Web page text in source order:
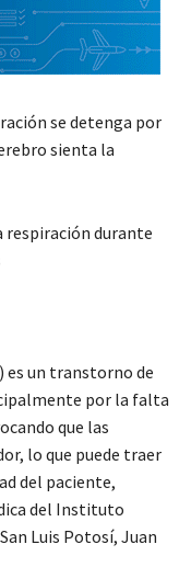
se detenga por
sienta la
respiración durante
es un transtorno de
por la falta
que las
lo que puede traer
del paciente,
del Instituto
Luis Potosí, Juan